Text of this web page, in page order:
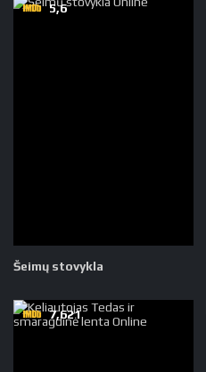
Šeimų stovykla
5,6
7,621